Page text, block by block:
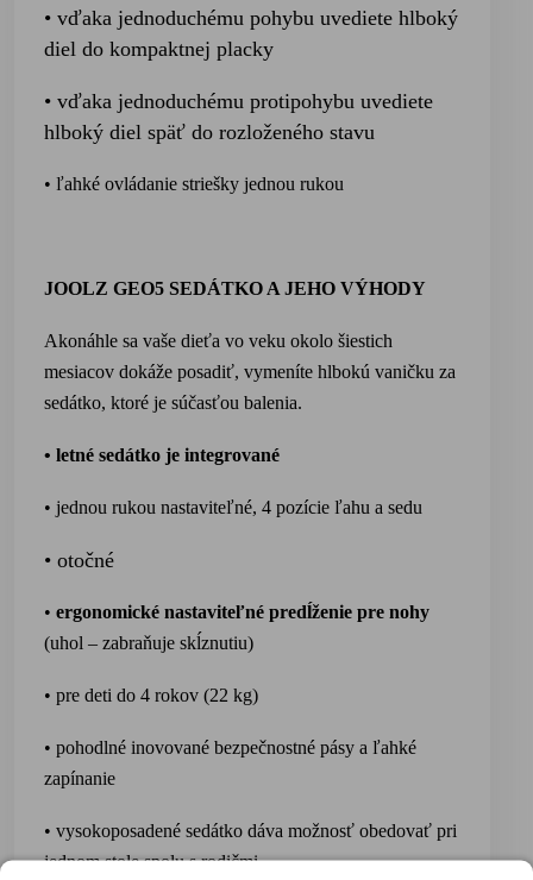
• vďaka jednoduchému pohybu uvediete hlboký
diel do kompaktnej placky
• vďaka jednoduchému protipohybu uvediete
hlboký diel späť do rozloženého stavu
• ľahké ovládanie striešky jednou rukou
JOOLZ GEO5 SEDÁTKO A JEHO VÝHODY
Akonáhle sa vaše dieťa vo veku okolo šiestich
mesiacov dokáže posadiť, vymeníte hlbokú vaničku za
sedátko, ktoré je súčasťou balenia.
• letné sedátko je integrované
• jednou rukou nastaviteľné, 4 pozície ľahu a sedu
• otočné
• ergonomické nastaviteľné predĺženie pre nohy
(uhol – zabraňuje skĺznutiu)
• pre deti do 4 rokov (22 kg)
• pohodlné inovované bezpečnostné pásy a ľahké
zapínanie
• vysokoposadené sedátko dáva možnosť obedovať pri
jednom stole spolu s rodičmi